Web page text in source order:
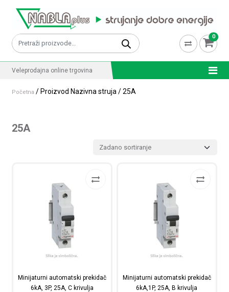
Pretraži: 0
Veleprodajna online trgovina
Početna / Proizvod Nazivna struja / 25A
25A
Minijaturni automatski prekidač
6kA, 3P, 25A, C krivulja
Minijaturni automatski prekidač
6kA,1P, 25A, B krivulja